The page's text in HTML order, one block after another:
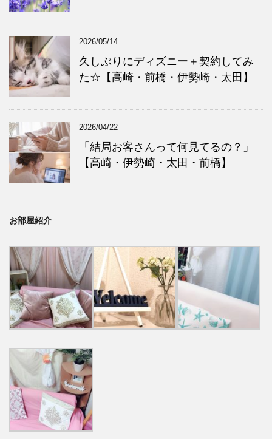
2026/05/14
久しぶりにディズニー＋契約してみ
た☆【高崎・前橋・伊勢崎・太田】
2026/04/22
「結局お客さんって何見てるの？」
【高崎・伊勢崎・太田・前橋】
お部屋紹介